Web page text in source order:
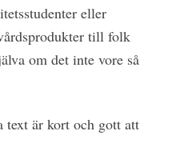
eller
till folk
om det inte vore så
text är kort och gott att